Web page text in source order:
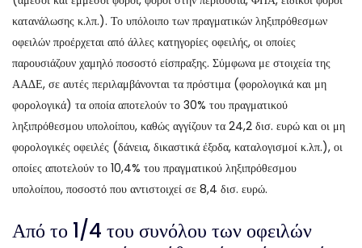
κατανάλωσης κ.λπ.). Το υπόλοιπο των πραγματικών ληξιπρόθεσμων
οφειλών προέρχεται από άλλες κατηγορίες οφειλής, οι οποίες
παρουσιάζουν χαμηλό ποσοστό είσπραξης. Σύμφωνα με στοιχεία της
ΑΑΔΕ, σε αυτές περιλαμβάνονται τα πρόστιμα (φορολογικά και μη
φορολογικά) τα οποία αποτελούν το 30% του πραγματικού
ληξιπρόθεσμου υπολοίπου, καθώς αγγίζουν τα 24,2 δισ. ευρώ και οι μη
φορολογικές οφειλές (δάνεια, δικαστικά έξοδα, καταλογισμοί κ.λπ.), οι
οποίες αποτελούν το 10,4% του πραγματικού ληξιπρόθεσμου
υπολοίπου, ποσοστό που αντιστοιχεί σε 8,4 δισ. ευρώ.
Από το 1/4 του συνόλου των οφειλών